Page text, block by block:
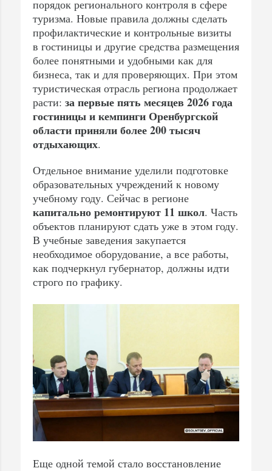
порядок регионального контроля в сфере
туризма. Новые правила должны сделать
профилактические и контрольные визиты
в гостиницы и другие средства размещения
более понятными и удобными как для
бизнеса, так и для проверяющих. При этом
туристическая отрасль региона продолжает
расти: за первые пять месяцев 2026 года
гостиницы и кемпинги Оренбургской
области приняли более 200 тысяч
отдыхающих.
Отдельное внимание уделили подготовке
образовательных учреждений к новому
учебному году. Сейчас в регионе
капитально ремонтируют 11 школ. Часть
объектов планируют сдать уже в этом году.
В учебные заведения закупается
необходимое оборудование, а все работы,
как подчеркнул губернатор, должны идти
строго по графику.
Еще одной темой стало восстановление